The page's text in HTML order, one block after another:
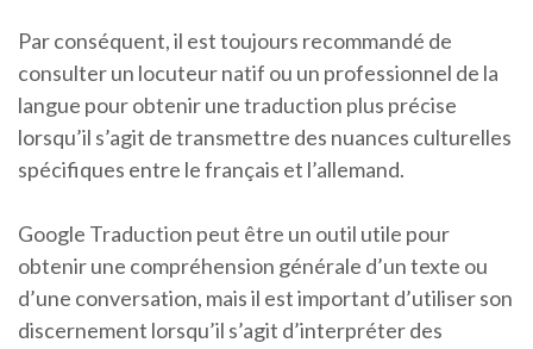
Par conséquent, il est toujours recommandé de
consulter un locuteur natif ou un professionnel de la
langue pour obtenir une traduction plus précise
lorsqu’il s’agit de transmettre des nuances culturelles
spécifiques entre le français et l’allemand.
Google Traduction peut être un outil utile pour
obtenir une compréhension générale d’un texte ou
d’une conversation, mais il est important d’utiliser son
discernement lorsqu’il s’agit d’interpréter des